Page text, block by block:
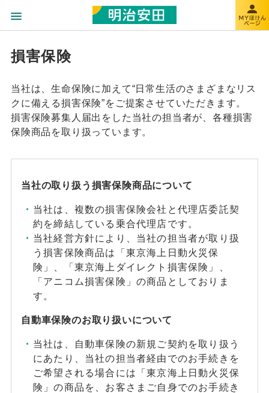
損害保険
当社は、生命保険に加えて“日常生活のさまざまなリス
クに備える損害保険”をご提案させていただきます。
損害保険募集人届出をした当社の担当者が、各種損害
保険商品を取り扱っています。
当社の取り扱う損害保険商品について
当社は、複数の損害保険会社と代理店委託契
約を締結している乗合代理店です。
当社経営方針により、当社の担当者が取り扱
う損害保険商品は「東京海上日動火災保
険」、「東京海上ダイレクト損害保険」、
「アニコム損害保険」の商品としておりま
す。
自動車保険のお取り扱いについて
当社は、自動車保険の新規ご契約を取り扱う
にあたり、当社の担当者経由でのお手続きを
ご希望される場合には「東京海上日動火災保
険」の商品を、お客さまご自身でのお手続き